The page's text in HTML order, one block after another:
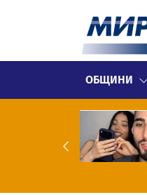
ОБЩИНИ
95 000 евро